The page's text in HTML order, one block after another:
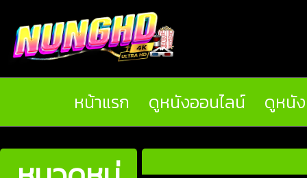
หน้าแรก ดูหนังออนไลน์ ดูหนั